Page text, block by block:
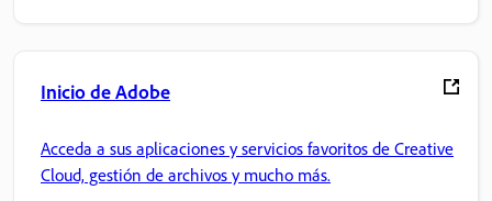
Inicio de Adobe
Acceda a sus aplicaciones y servicios favoritos de Creative
Cloud, gestión de archivos y mucho más.